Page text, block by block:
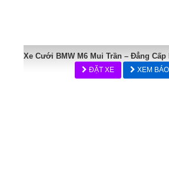
Xe Cưới BMW M6 Mui Trần – Đẳng Cấp
ĐẶT XE XEM